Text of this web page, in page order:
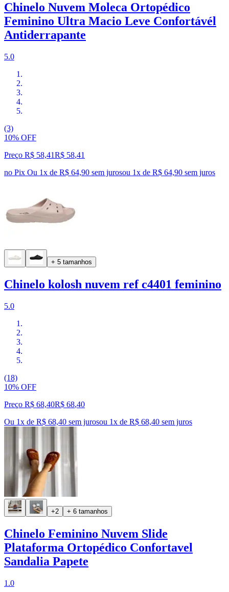
Chinelo Nuvem Moleca Ortopédico
Feminino Ultra Macio Leve Confortávél
Antiderrapante
5.0
(3)
10% OFF
Preço R$ 58,41R$ 58,41
no Pix Ou 1x de R$ 64,90 sem jurosou 1x de R$ 64,90 sem juros
+ 5 tamanhos
Chinelo kolosh nuvem ref c4401 feminino
5.0
(18)
10% OFF
Preço R$ 68,40R$ 68,40
Ou 1x de R$ 68,40 sem jurosou 1x de R$ 68,40 sem juros
+2 + 6 tamanhos
Chinelo Feminino Nuvem Slide
Plataforma Ortopédico Confortavel
Sandalia Papete
1.0